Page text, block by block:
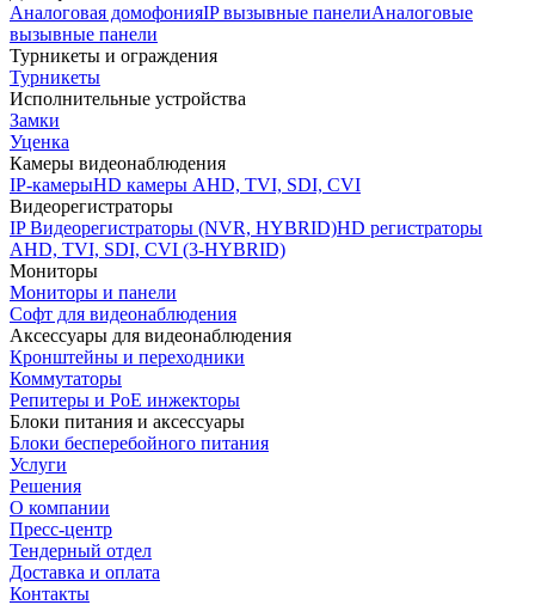
Аналоговая домофонияIP вызывные панелиАналоговые
вызывные панели
Турникеты и ограждения
Турникеты
Исполнительные устройства
Замки
Уценка
Камеры видеонаблюдения
IP-камерыHD камеры AHD, TVI, SDI, CVI
Видеорегистраторы
IP Видеорегистраторы (NVR, HYBRID)HD регистраторы
AHD, TVI, SDI, CVI (3-HYBRID)
Мониторы
Мониторы и панели
Софт для видеонаблюдения
Аксессуары для видеонаблюдения
Кронштейны и переходники
Коммутаторы
Репитеры и PoE инжекторы
Блоки питания и аксессуары
Блоки бесперебойного питания
Услуги
Решения
О компании
Пресс-центр
Тендерный отдел
Доставка и оплата
Контакты